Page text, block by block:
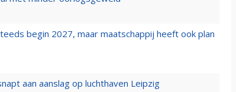
begin 2027, maar maatschappij heeft ook plan
aan aanslag op luchthaven Leipzig